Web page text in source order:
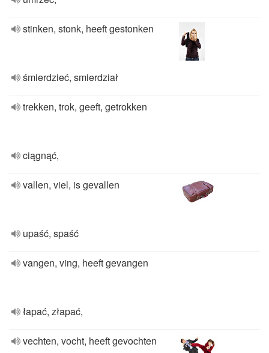
stinken, stonk, heeft gestonken
śmierdzieć, smierdział
trekken, trok, geeft, getrokken
ciągnąć,
vallen, viel, is gevallen
upaść, spaść
vangen, ving, heeft gevangen
łapać, złapać,
vechten, vocht, heeft gevochten